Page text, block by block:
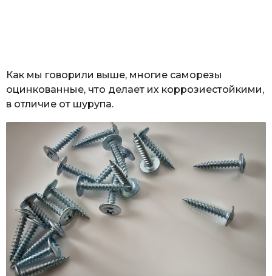
Как мы говорили выше, многие саморезы
оцинкованные, что делает их коррозиестойкими,
в отличие от шурупа.